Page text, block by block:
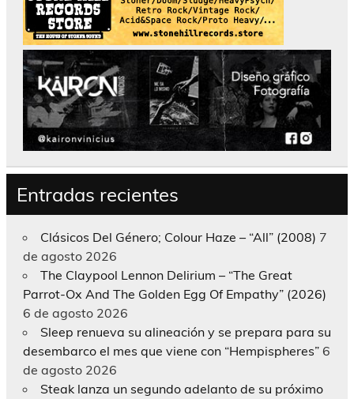
Entradas recientes
Clásicos Del Género; Colour Haze – “All” (2008) 7
de agosto 2026
The Claypool Lennon Delirium – “The Great
Parrot-Ox And The Golden Egg Of Empathy” (2026)
6 de agosto 2026
Sleep renueva su alineación y se prepara para su
desembarco el mes que viene con “Hempispheres” 6
de agosto 2026
Steak lanza un segundo adelanto de su próximo